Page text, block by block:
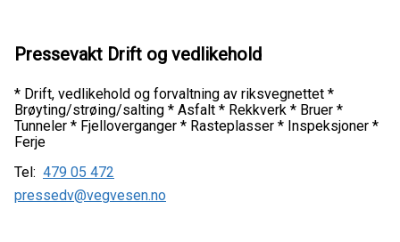
Pressevakt Drift og vedlikehold
* Drift, vedlikehold og forvaltning av riksvegnettet *
Brøyting/strøing/salting * Asfalt * Rekkverk * Bruer *
Tunneler * Fjelloverganger * Rasteplasser * Inspeksjoner *
Ferje
Tel: 479 05 472
pressedv@vegvesen.no